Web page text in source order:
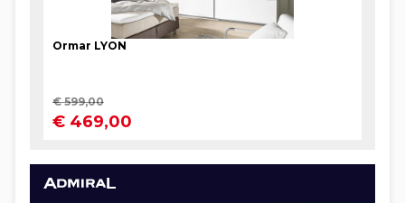
pješake, kao što je bilo i prošle godine za koncert
Eda Sheerana. Građani će krajem ovoga tjedna
te dodao kako se još raspravlja o mogućem
zatvaranju drugih mostova i ulica.